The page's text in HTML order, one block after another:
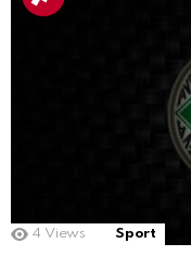
4 Views Sport